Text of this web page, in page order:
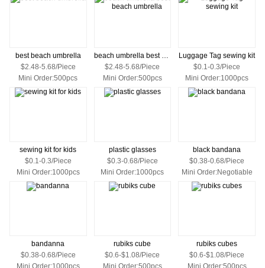
best beach umbrella
$2.48-5.68/Piece
Mini Order:500pcs
beach umbrella best beach umbrella
$2.48-5.68/Piece
Mini Order:500pcs
Luggage Tag sewing kit
$0.1-0.3/Piece
Mini Order:1000pcs
sewing kit for kids
$0.1-0.3/Piece
Mini Order:1000pcs
plastic glasses
$0.3-0.68/Piece
Mini Order:1000pcs
black bandana
$0.38-0.68/Piece
Mini Order:Negotiable
bandanna
$0.38-0.68/Piece
Mini Order:1000pcs
rubiks cube
$0.6-$1.08/Piece
Mini Order:500pcs
rubiks cubes
$0.6-$1.08/Piece
Mini Order:500pcs